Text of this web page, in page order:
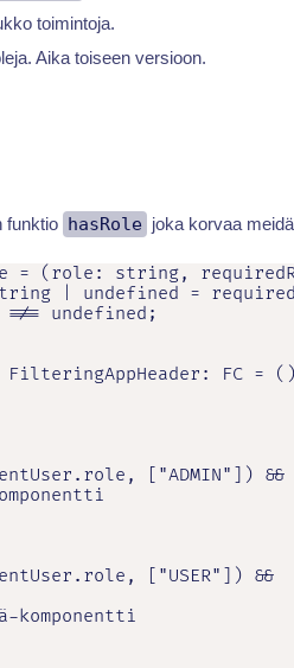
toimintoja.
Aika toiseen versioon.
funktio hasRole joka korvaa
= (role: string,
| undefined =
undefined;
FilteringAppHeader: FC =
["ADMIN"]) &&
["USER"]) &&
komponentti